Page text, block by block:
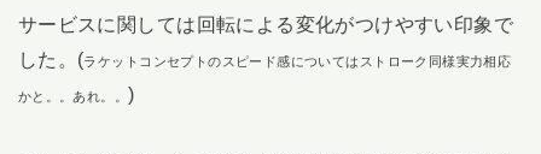
サービスに関しては回転による変化がつけやすい印象で
した。(ラケットコンセプトのスピード感についてはストローク同様実力相応
かと。。あれ。。 )